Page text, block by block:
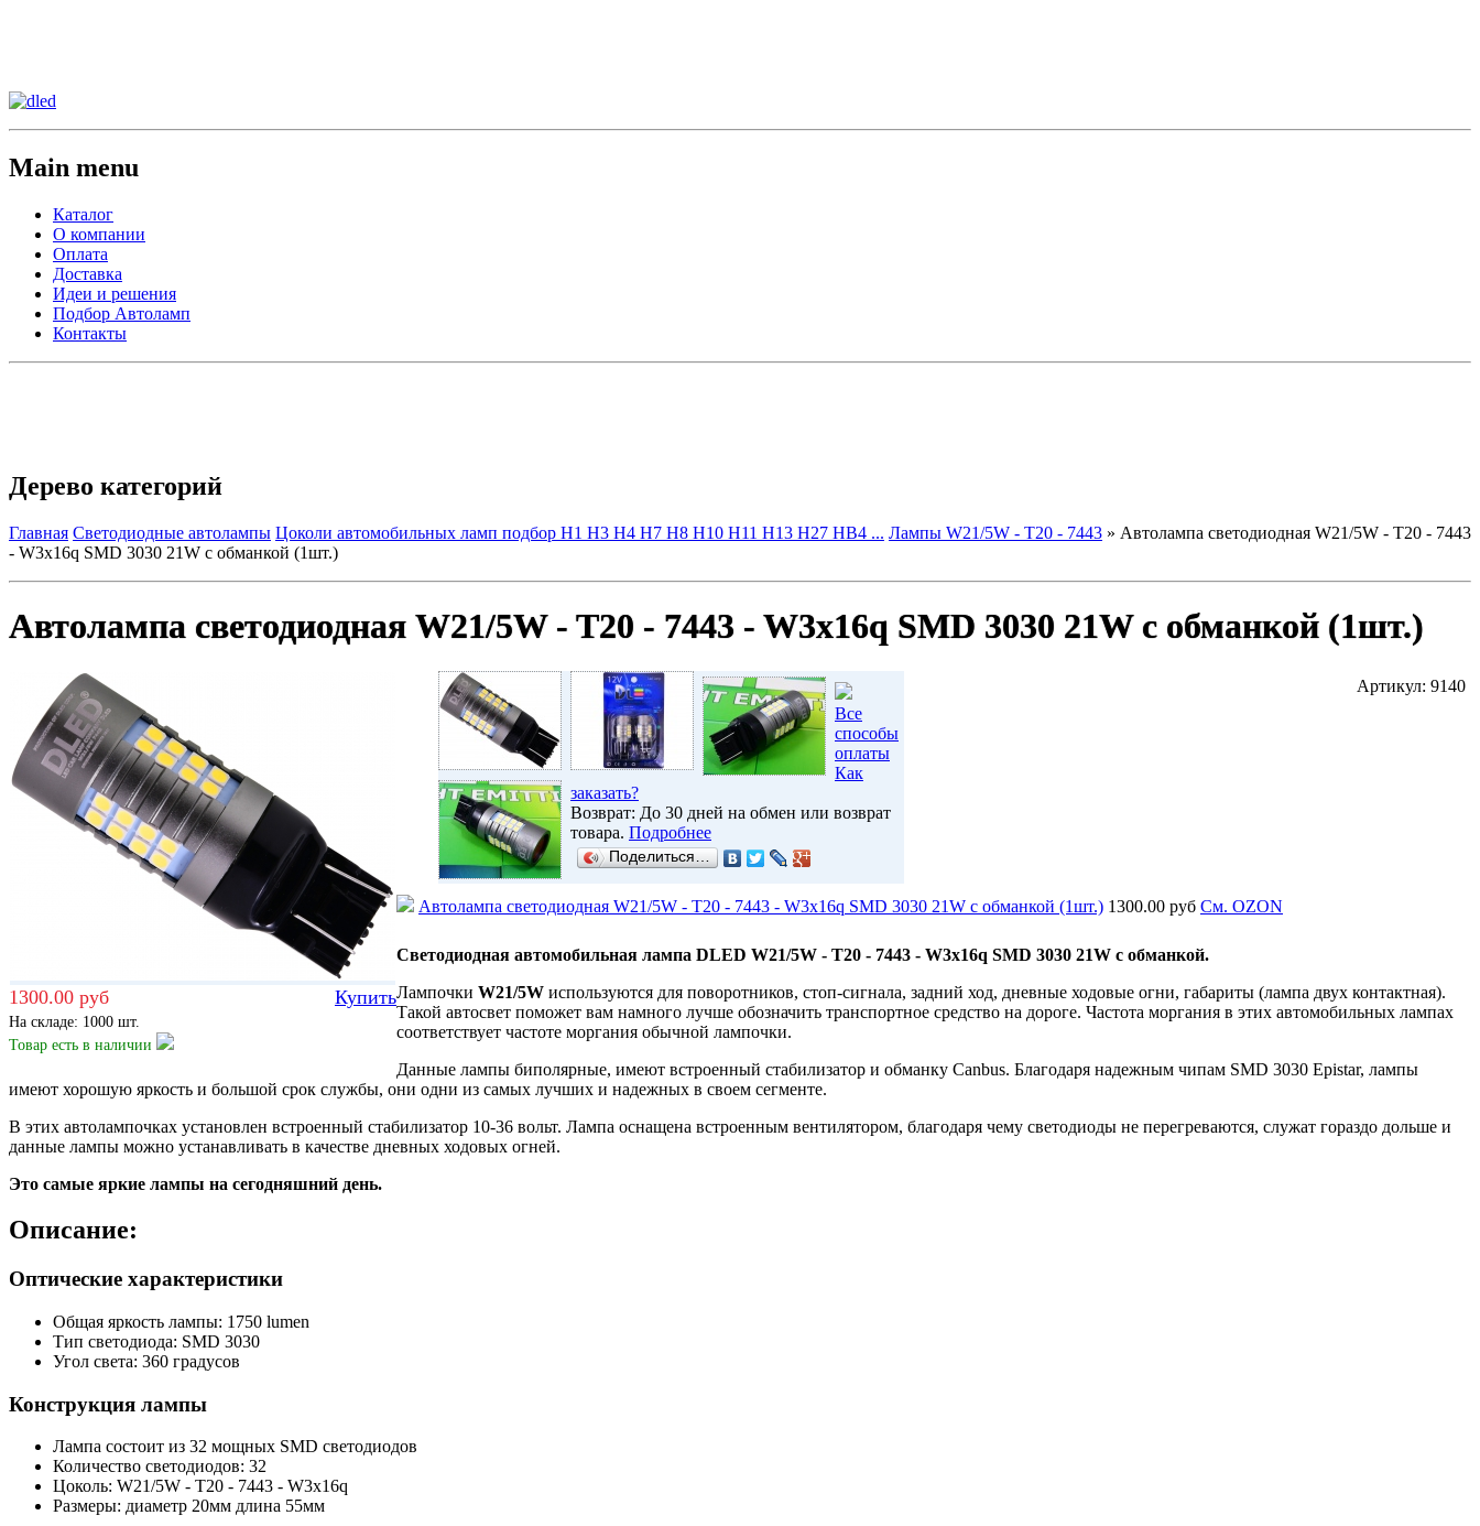
Main menu
Каталог
О компании
Оплата
Доставка
Идеи и решения
Подбор Автоламп
Контакты
Дерево категорий
Главная Светодиодные автолампы Цоколи автомобильных ламп подбор H1 H3 H4 H7 H8 H10 H11 H13 H27 HB4 ... Лампы W21/5W - T20 - 7443 » Автолампа светодиодная W21/5W - T20 - 7443
- W3х16q SMD 3030 21W c обманкой (1шт.)
Автолампа светодиодная W21/5W - T20 - 7443 - W3х16q SMD 3030 21W c обманкой (1шт.)
Артикул: 9140
1300.00 руб Купить
На складе: 1000 шт.
Товар есть в наличии
Все
способы
оплаты
Как
заказать?
Возврат: До 30 дней на обмен или возврат
товара. Подробнее
Поделиться…
Автолампа светодиодная W21/5W - T20 - 7443 - W3х16q SMD 3030 21W c обманкой (1шт.) 1300.00 руб Cм. OZON
Светодиодная автомобильная лампа DLED W21/5W - T20 - 7443 - W3х16q SMD 3030 21W c обманкой.
Лампочки W21/5W используются для поворотников, стоп-сигнала, задний ход, дневные ходовые огни, габариты (лампа двух контактная).
Такой автосвет поможет вам намного лучше обозначить транспортное средство на дороге. Частота моргания в этих автомобильных лампах
соответствует частоте моргания обычной лампочки.
Данные лампы биполярные, имеют встроенный стабилизатор и обманку Canbus. Благодаря надежным чипам SMD 3030 Epistar, лампы
имеют хорошую яркость и большой срок службы, они одни из самых лучших и надежных в своем сегменте.
В этих автолампочках установлен встроенный стабилизатор 10-36 вольт. Лампа оснащена встроенным вентилятором, благодаря чему светодиоды не перегреваются, служат гораздо дольше и
данные лампы можно устанавливать в качестве дневных ходовых огней.
Это самые яркие лампы на сегодняшний день.
Описание:
Оптические характеристики
Общая яркость лампы: 1750 lumen
Тип светодиода: SMD 3030
Угол света: 360 градусов
Конструкция лампы
Лампа состоит из 32 мощных SMD светодиодов
Количество светодиодов: 32
Цоколь: W21/5W - T20 - 7443 - W3х16q
Размеры: диаметр 20мм длина 55мм